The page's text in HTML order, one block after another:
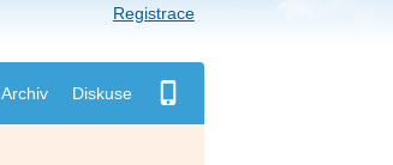
Archiv Diskuse
Registrace